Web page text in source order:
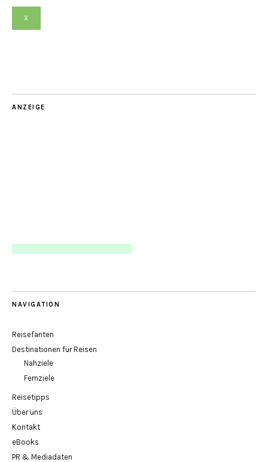
X
ANZEIGE
NAVIGATION
Reisefanten
Destinationen für Reisen
Nahziele
Fernziele
Reisetipps
Über uns
Kontakt
eBooks
PR & Mediadaten